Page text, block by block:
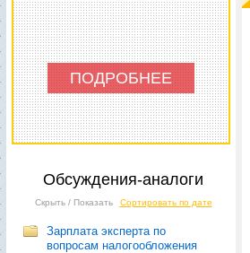
ПОДРОБНЕЕ
Обсуждения-аналоги
Скрыть / Показать Сортировать по дате
Зарплата эксперта по
вопросам налогообложения